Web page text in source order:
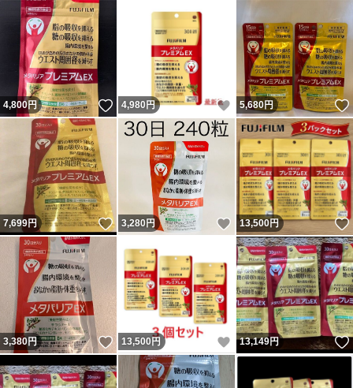
4,800円 いいね！
4,980 円 いいね！
5,680円
7,699円 いいね！
3,280円 いいね！
13,500円
3,380円 いいね！
13,500 円 いいね！
13,149円